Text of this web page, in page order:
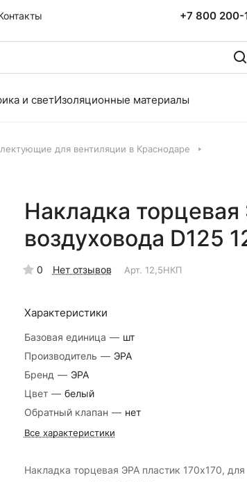
+7 800 200-
и светИзоляционные материалы
для вентиляции в Краснодаре
Накладка
воздуховода D125
0 Нет отзывов Арт. 12,5НКП
Характеристики
Базовая единица — шт
Производитель — ЭРА
Бренд — ЭРА
Цвет — белый
Обратный клапан — нет
Все характеристики
Накладка торцевая ЭРА пластик 170х170, для